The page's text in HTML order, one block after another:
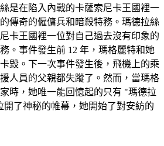
是在陷入內戰的卡薩索尼卡王國裡一
傳奇的僱傭兵和暗殺特務。瑪德拉絲
卡王國裡一位對自己過去沒有印象的
。事件發生前 12 年，瑪格麗特和她
毀。下一次事件發生後，飛機上的乘
人員的父親都失蹤了。然而，當瑪格
時，她唯一能回憶起的只有 "瑪德拉
了神秘的帷幕，她開始了對安紡的